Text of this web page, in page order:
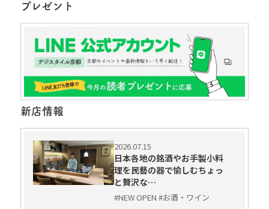
プレゼント
新店情報
2026.07.15
日本各地の銘酒やお手製小料
理を民藝の器で愉しむちょっ
と贅沢な…
#NEW OPEN #お酒・ワイン